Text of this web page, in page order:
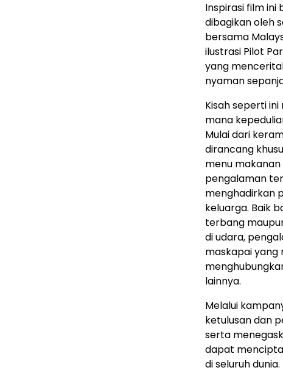
Inspirasi film
dibagikan oleh
bersama
ilustrasi Pilot
yang
nyaman
Kisah seperti
mana
Mulai dari
dirancang
menu
pengalaman
menghadirkan
keluarga. Baik
terbang
di udara,
maskapai yang
lainnya.
Melalui
ketulusan dan
serta
dapat
di seluruh dunia.